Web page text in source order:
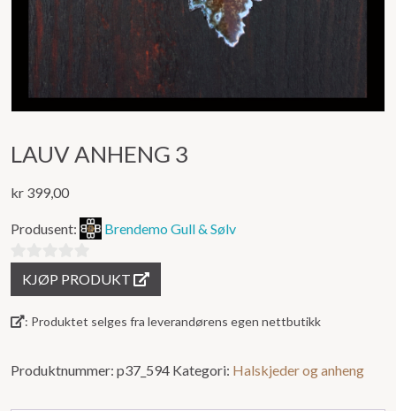
LAUV ANHENG 3
kr 399,00
Produsent: Brendemo Gull & Sølv
ut
av
KJØP PRODUKT
: Produktet selges fra leverandørens egen nettbutikk
Produktnummer: p37_594 Kategori: Halskjeder og anheng